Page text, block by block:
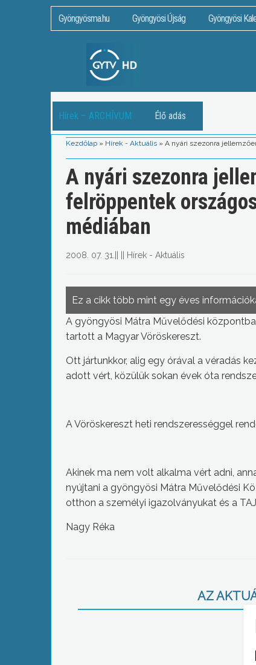
Gyöngyösma.hu Gyöngyösi Újság Gyöngyösi
Hírek – ARCHÍVUM Élő adás
Kezdőlap » Hírek - Aktuális » A nyári szezonra
A nyári szezonra
felröppentek
médiában
2008. 07. 31. Hírek - Aktuális
Ez a cikk több mint egy éves
A gyöngyösi Mátra Művelődési
tartott a Magyar Vöröskereszt.
Ott jártunkkor, alig egy órával a véradás
adott vért, közülük sokan évek óta
A Vöröskereszt heti rendszerességgel
Akinek ma nem volt alkalma vért adni,
nyújtani a gyöngyösi Mátra Művelődési
otthon a személyi igazolványukat és a
Nagy Réka
AZ